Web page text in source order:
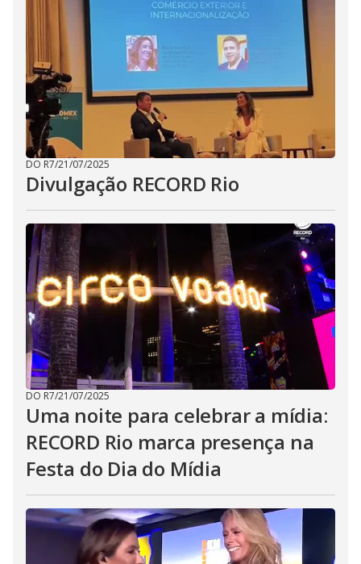
DO R7/21/07/2025
Divulgação RECORD Rio
DO R7/21/07/2025
Uma noite para celebrar a mídia:
RECORD Rio marca presença na
Festa do Dia do Mídia